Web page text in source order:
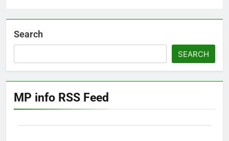
Search
SEARCH
MP info RSS Feed